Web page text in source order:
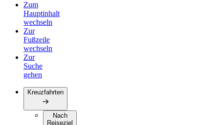
Zum
Hauptinhalt
wechseln
Zur
Fußzeile
wechseln
Zur
Suche
gehen
Kreuzfahrten
Nach
Reiseziel